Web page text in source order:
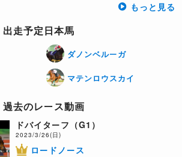
もっと見る
走予定日本馬
ダノンベルーガ
マテンロウスカイ
去のレース動画
ドバイターフ（G1）
2023/3/26(日)
ロードノース